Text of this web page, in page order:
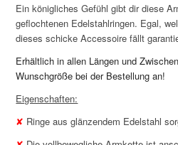
Ein königliches Gefühl gibt dir diese
geflochtenen Edelstahlringen. Egal,
dieses schicke Accessoire fällt
Erhältlich in allen Längen und
Wunschgröße bei der Bestellung an!
Eigenschaften:
✘ Ringe aus glänzendem Edelstahl